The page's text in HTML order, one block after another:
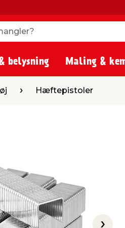
belysning Maling &
Hæftepistoler